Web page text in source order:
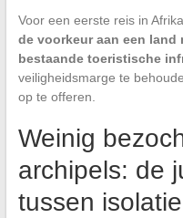
Voor een eerste reis in
de voorkeur aan een land
bestaande toeristische
veiligheidsmarge te
op te offeren.
Weinig
archipels: de
tussen